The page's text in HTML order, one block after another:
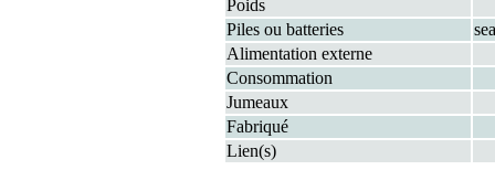
Poids
Piles ou batteries
Alimentation externe
Consommation
Jumeaux
Fabriqué
Lien(s)